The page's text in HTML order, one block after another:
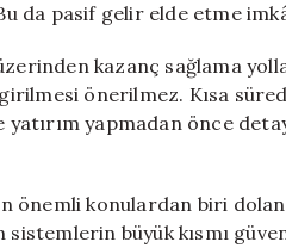
da pasif gelir elde etme
kazanç sağlama
önerilmez. Kısa
yapmadan önce
konulardan biri
büyük kısmı